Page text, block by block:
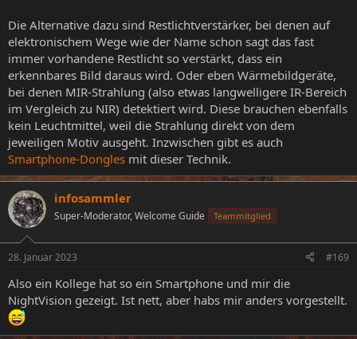
Die Alternative dazu sind Restlichtverstärker, bei denen auf
elektronischem Wege wie der Name schon sagt das fast
immer vorhandene Restlicht so verstärkt, dass ein
erkennbares Bild daraus wird. Oder eben Wärmebildgeräte,
bei denen MIR-Strahlung (also etwas langwelligere IR-Bereich
im Vergleich zu NIR) detektiert wird. Diese brauchen ebenfalls
kein Leuchtmittel, weil die Strahlung direkt von dem
jeweiligen Motiv ausgeht. Inzwischen gibt es auch
Smartphone-Dongles mit dieser Technik.
infosammler
Super-Moderator, Welcome Guide Teammitglied
28. Januar 2023 #169
Also ein Kollege hat so ein Smartphone und mir die
NightVision gezeigt. Ist nett, aber habs mir anders vorgestellt.